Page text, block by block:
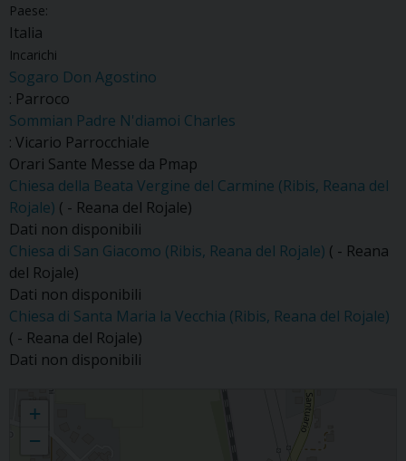
Paese:
Italia
Incarichi
Sogaro Don Agostino
: Parroco
Sommian Padre N'diamoi Charles
: Vicario Parrocchiale
Orari Sante Messe da Pmap
Chiesa della Beata Vergine del Carmine (Ribis, Reana del
Rojale) ( - Reana del Rojale)
Dati non disponibili
Chiesa di San Giacomo (Ribis, Reana del Rojale) ( - Reana
del Rojale)
Dati non disponibili
Chiesa di Santa Maria la Vecchia (Ribis, Reana del Rojale)
( - Reana del Rojale)
Dati non disponibili
+
−